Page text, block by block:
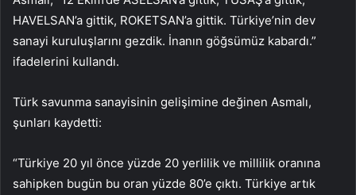
HAVELSAN’a gittik, ROKETSAN’a gittik. Türkiye’nin dev
sanayi kuruluşlarını gezdik. İnanın göğsümüz kabardı.”
ifadelerini kullandı.
Türk savunma sanayisinin gelişimine değinen Asmalı,
şunları kaydetti:
“Türkiye 20 yıl önce yüzde 20 yerlilik ve millilik oranına
sahipken bugün bu oran yüzde 80’e çıktı. Türkiye artık